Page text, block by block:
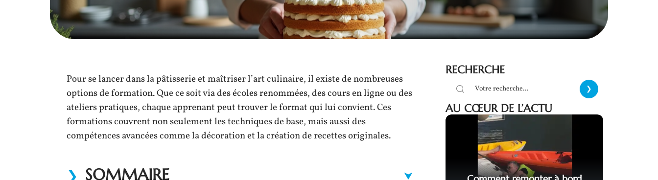
Pour se lancer dans la pâtisserie et maîtriser l’art culinaire, il existe de nombreuses
options de formation. Que ce soit via des écoles renommées, des cours en ligne ou des
ateliers pratiques, chaque apprenant peut trouver le format qui lui convient. Ces
formations couvrent non seulement les techniques de base, mais aussi des
compétences avancées comme la décoration et la création de recettes originales.
SOMMAIRE
RECHERCHE
AU CŒUR DE L’ACTU